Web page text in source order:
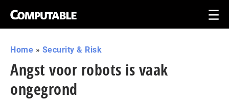
Home » Security & Risk
Angst voor robots is vaak
ongegrond